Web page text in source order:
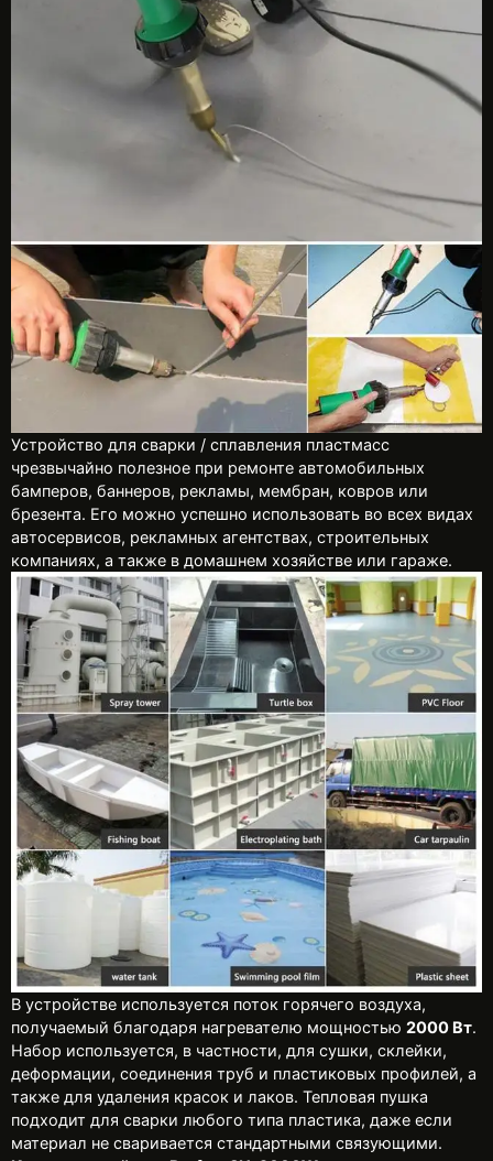
Устройство для сварки / сплавления пластмасс
чрезвычайно полезное при ремонте автомобильных
бамперов, баннеров, рекламы, мембран, ковров или
брезента. Его можно успешно использовать во всех видах
автосервисов, рекламных агентствах, строительных
компаниях, а также в домашнем хозяйстве или гараже.
В устройстве используется поток горячего воздуха,
получаемый благодаря нагревателю мощностью 2000 Вт.
Набор используется, в частности, для сушки, склейки,
деформации, соединения труб и пластиковых профилей, а
также для удаления красок и лаков. Тепловая пушка
подходит для сварки любого типа пластика, даже если
материал не сваривается стандартными связующими.